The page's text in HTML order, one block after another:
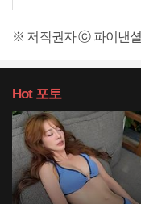
※ 저작권자 ⓒ 파이낸셜
Hot포토